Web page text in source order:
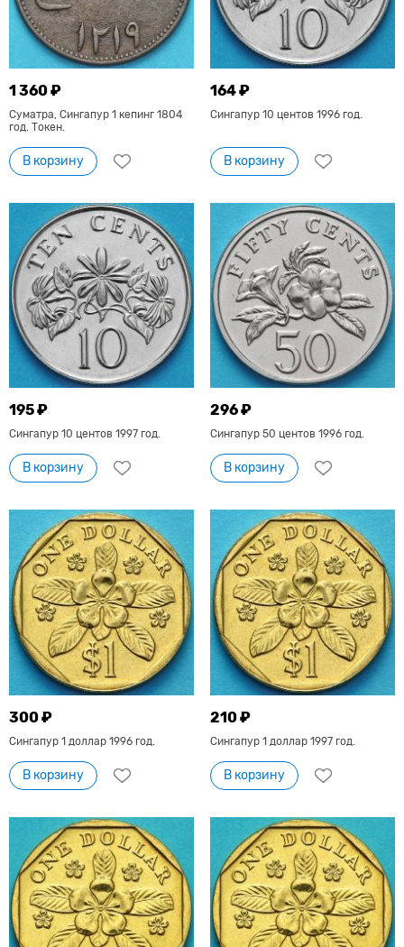
1 360 ₽
Суматра, Сингапур 1 кепинг 1804
год. Токен.
В корзину
164 ₽
Сингапур 10 центов 1996 год.
В корзину
195 ₽
Сингапур 10 центов 1997 год.
В корзину
296 ₽
Сингапур 50 центов 1996 год.
В корзину
300 ₽
Сингапур 1 доллар 1996 год.
В корзину
210 ₽
Сингапур 1 доллар 1997 год.
В корзину